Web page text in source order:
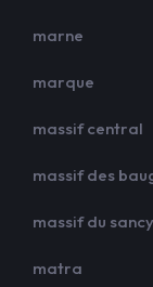
marne
marque
massif central
massif des
massif du sancy
matra